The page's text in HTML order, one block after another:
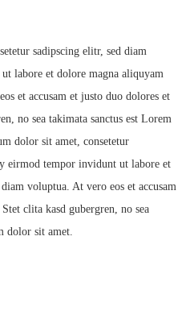
sadipscing elitr, sed diam
labore et dolore magna aliquyam
et accusam et justo duo dolores et
no sea takimata sanctus est Lorem
dolor sit amet, consetetur
eirmod tempor invidunt ut labore et
voluptua. At vero eos et accusam
clita kasd gubergren, no sea
dolor sit amet.